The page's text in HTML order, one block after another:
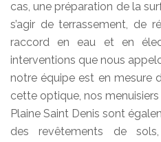
cas, une préparation de la
s’agir de terrassement, de
raccord en eau et en
interventions que nous
notre équipe est en mesure
cette optique, nos
Plaine Saint Denis sont
des revêtements de